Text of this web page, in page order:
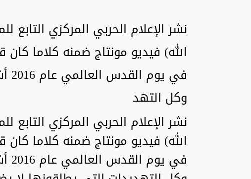
نشر الإعلام الحربي المركزي التابع
الله) فيديو مونتاج ضمنه كلاما
وكل التهد
نشر الإعلام الحربي المركزي التابع
الله) فيديو مونتاج ضمنه كلاما